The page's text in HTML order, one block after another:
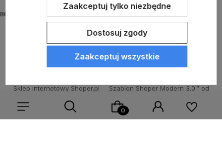
86-031 Osielsko k. Bydgoszczy
Sklep internetowy Shoper.pl Szablon Shoper Modern 3.0™ od
Zaakceptuj tylko niezbędne
Dostosuj zgody
Zaakceptuj wszystkie